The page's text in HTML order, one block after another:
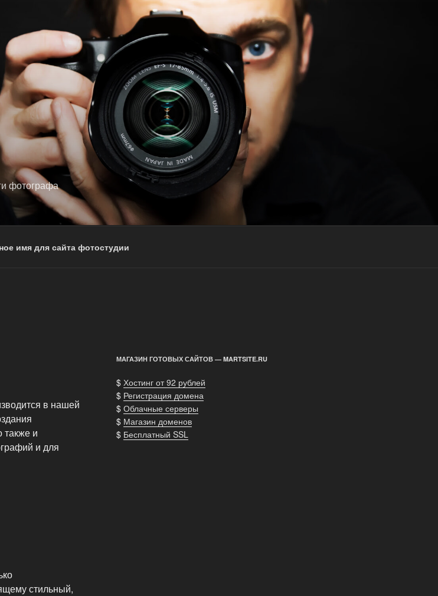
фотографа
имя для сайта фотостудии
в нашей
также и
и для
стильный,
МАГАЗИН ГОТОВЫХ САЙТОВ — MARTSITE.RU
$ Хостинг от 92 рублей
$ Регистрация домена
$ Облачные серверы
$ Магазин доменов
$ Бесплатный SSL